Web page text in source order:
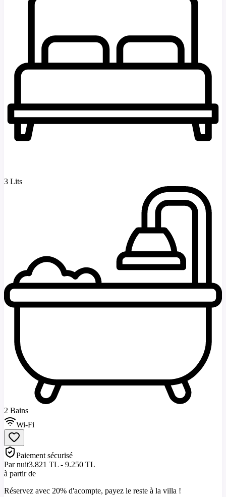
3 Lits
2 Bains
Wi-Fi
Paiement sécurisé
Par nuit3.821 TL - 9.250 TL
à partir de
Réservez avec 20% d'acompte, payez le reste à la villa !